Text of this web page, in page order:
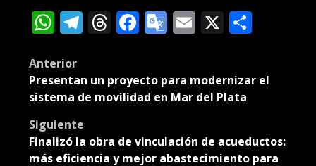
WhatsApp
Telegram
Threads
Facebook
Google
Translate
Email
X
Post
navigation
Anterior
Presentan un proyecto para modernizar el
sistema de movilidad en Mar del Plata
Siguiente
Finalizó la obra de vinculación de acueductos:
más eficiencia y mejor abastecimiento para